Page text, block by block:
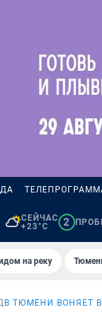
СЕЙЧАС
+23°C
2
на реку
В ТЮМЕНИ ВОНЯЕТ